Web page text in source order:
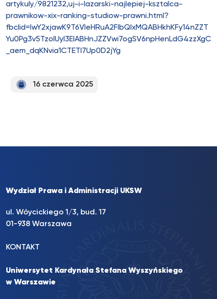
artykuly/9821232,uj-i-lazarski-najlepiej-ksztalca-
prawnikow-xix-ranking-studiow-prawni.html?
fbclid=IwY2xjawK9T6VleHRuA2FlbQIxMQABHkhKFy14nZZT
Yu0Pg3v5TzolUyl3EIABHnJZZVwi7ogSV6npHenLdG4zzXgC
_aem_dqKNvia1CTETI7Up0D2jYg
16 czerwca 2025
Wydział Prawa i Administracji UKSW
ul. Wóycickiego 1/3, bud. 17
01-938 Warszawa
KONTAKT
Uniwersytet Kardynała Stefana Wyszyńskiego
w Warszawie